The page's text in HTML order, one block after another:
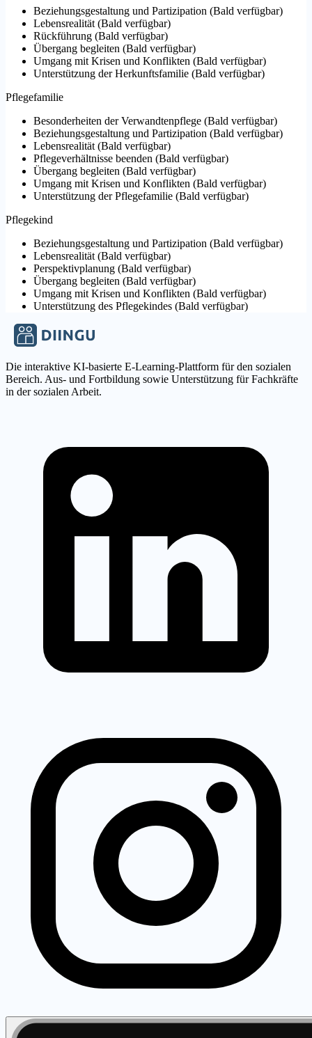
Beziehungsgestaltung und Partizipation (Bald verfügbar)
Lebensrealität (Bald verfügbar)
Rückführung (Bald verfügbar)
Übergang begleiten (Bald verfügbar)
Umgang mit Krisen und Konflikten (Bald verfügbar)
Unterstützung der Herkunftsfamilie (Bald verfügbar)
Pflegefamilie
Besonderheiten der Verwandtenpflege (Bald verfügbar)
Beziehungsgestaltung und Partizipation (Bald verfügbar)
Lebensrealität (Bald verfügbar)
Pflegeverhältnisse beenden (Bald verfügbar)
Übergang begleiten (Bald verfügbar)
Umgang mit Krisen und Konflikten (Bald verfügbar)
Unterstützung der Pflegefamilie (Bald verfügbar)
Pflegekind
Beziehungsgestaltung und Partizipation (Bald verfügbar)
Lebensrealität (Bald verfügbar)
Perspektivplanung (Bald verfügbar)
Übergang begleiten (Bald verfügbar)
Umgang mit Krisen und Konflikten (Bald verfügbar)
Unterstützung des Pflegekindes (Bald verfügbar)
Die interaktive KI-basierte E-Learning-Plattform für den sozialen
Bereich. Aus- und Fortbildung sowie Unterstützung für Fachkräfte
in der sozialen Arbeit.